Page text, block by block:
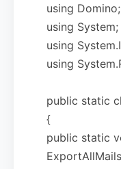
using Domino;
using System;
using
using
public static
{
public static